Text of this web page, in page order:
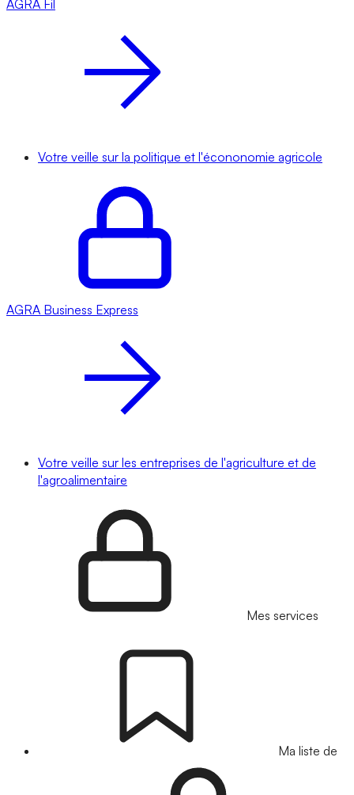
AGRA Fil
Votre veille sur la politique et l'écononomie agricole
AGRA Business Express
Votre veille sur les entreprises de l'agriculture et de
l'agroalimentaire
Mes services
Ma liste de